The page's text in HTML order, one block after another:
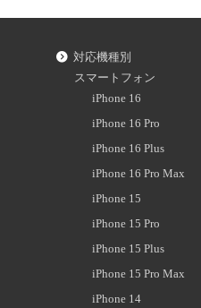
対応機種別
スマートフォン
iPhone 16
iPhone 16 Pro
iPhone 16 Plus
iPhone 16 Pro Max
iPhone 15
iPhone 15 Pro
iPhone 15 Plus
iPhone 15 Pro Max
iPhone 14